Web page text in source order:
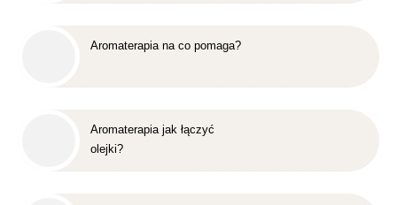
Aromaterapia na co pomaga?
Aromaterapia jak łączyć
olejki?